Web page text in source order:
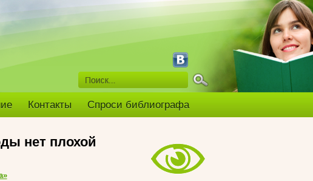
Контакты Спроси библиографа
нет плохой